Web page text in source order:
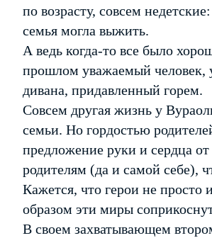
по возрасту, совсем
семья могла выжить.
А ведь когда-то все было
прошлом уважаемый человек,
дивана, придавленный горем.
Совсем другая жизнь у
семьи. Но гордостью
предложение руки и сердца
родителям (да и самой себе),
Кажется, что герои не
образом эти миры
В своем захватывающем